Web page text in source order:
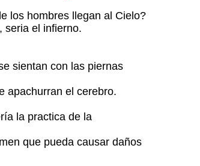
los hombres llegan al Cielo?
seria el infierno.
sientan con las piernas
apachurran el cerebro.
la practica de la
que pueda causar daños